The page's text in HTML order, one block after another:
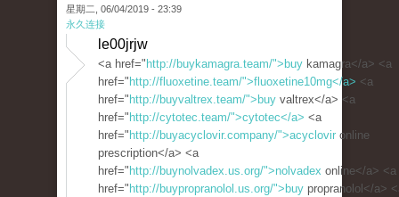
星期二, 06/04/2019 - 23:39
永久连接
le00jrjw
<a href=" http://buykamagra.team/">buy kamagra</a> <a
href=" http://fluoxetine.team/">fluoxetine10mg</a> <a
href=" http://buyvaltrex.team/">buy valtrex</a> <a
href=" http://cytotec.team/">cytotec</a> <a
href=" http://buyacyclovir.company/">acyclovir online
prescription</a> <a
href=" http://buynolvadex.us.org/">nolvadex online</a> <a
href=" http://buypropranolol.us.org/">buy propranolol</a>